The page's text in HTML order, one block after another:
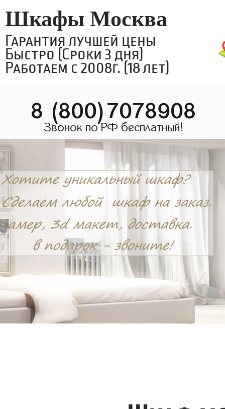
Шкафы Москва
Гарантия лучшей цены
Быстро (Сроки 3 дня)
Работаем с 2008г. (18 лет)
8 (800)7078908
Звонок по РФ бесплатный!